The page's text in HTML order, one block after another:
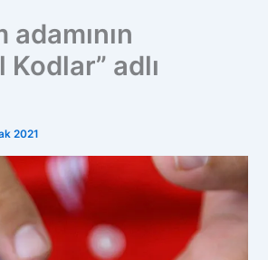
Kodlar” adlı
2021